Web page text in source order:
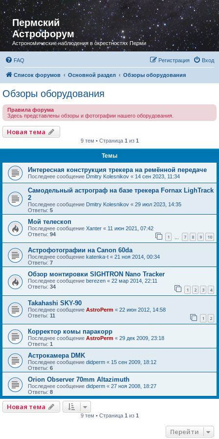
Пермский
Астрофорум
Астрономические наблюдения в окрестностях Перми
FAQ Вход
Регистрация
Список форумов Основной раздел Обзоры оборудования
Обзоры оборудования
Правила форума
Здесь представлены обзоры и фотографии нашего оборудования.
Новая тема
9 тем • Страница 1 из 1
Темы
Интересная конструкция трекера на ремённой передаче
Последнее сообщение Dmitry Kolesnikov « 14 сен 2023, 11:34
Самодельный астрограф на базе трекера Fornax LighTrack
2
Последнее сообщение Dmitry Kolesnikov « 29 июл 2023, 14:35
Ответы: 5
Мой телескоп
Последнее сообщение Xanter « 11 июн 2021, 07:42
Ответы: 94 1 7 8 9 10
Астрофотографии на Canon 60da
Последнее сообщение katenka-t « 21 ноя 2014, 00:34
Ответы: 7
Обзор монтировки SIGHTRON Nano Tracker
Последнее сообщение berezen « 22 мар 2014, 22:11
Ответы: 34 1 2 3 4
Takahashi SKY-90
Последнее сообщение AstroPerm « 22 июн 2012, 14:58
Ответы: 11 1 2
Корректор комы паракорр
Последнее сообщение AstroPerm « 29 дек 2009, 23:18
Ответы: 1
Астрокамера DMK
Последнее сообщение didperm « 15 сен 2009, 18:12
Ответы: 6
Orion Observer 70mm Altazimuth
Последнее сообщение didperm « 27 ноя 2008, 18:27
Ответы: 8
Новая тема
9 тем • Страница 1из 1
Перейти